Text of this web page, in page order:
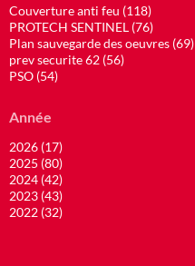
Couverture anti feu (118)
PROTECH SENTINEL (76)
Plan sauvegarde des oeuvres (69)
prev securite 62 (56)
PSO (54)
Année
2026 (17)
2025 (80)
2024 (42)
2023 (43)
2022 (32)